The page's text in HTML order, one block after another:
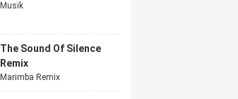
Musik
The Sound Of Silence
Remix
Marimba Remix